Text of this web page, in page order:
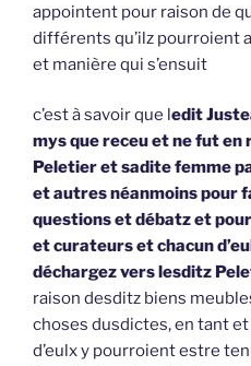
appointent pour raison de
différents qu’ilz pourroient
et manière qui s’ensuit
c’est à savoir que ledit
mys que receu et ne fut
Peletier et sadite femme
et autres néanmoins pour
questions et débatz et
et curateurs et chacun
déchargez vers lesditz
raison desditz biens
choses dusdictes, en tant
d’eulx y pourroient estre